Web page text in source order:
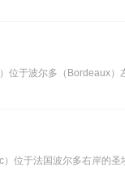
位于波尔多（Bordeaux
位于法国波尔多右岸的